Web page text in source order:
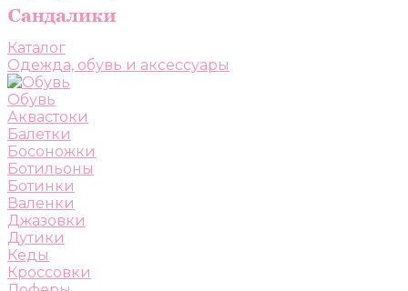
Каталог
Одежда, обувь и аксессуары
Обувь
Аквастоки
Балетки
Босоножки
Ботильоны
Ботинки
Валенки
Джазовки
Дутики
Кеды
Кроссовки